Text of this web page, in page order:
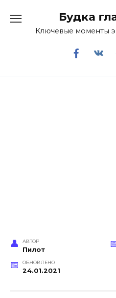
содержанию
Будка
Ключевые моменты
АВТОР
Пилот
ОБНОВЛЕНО
24.01.2021